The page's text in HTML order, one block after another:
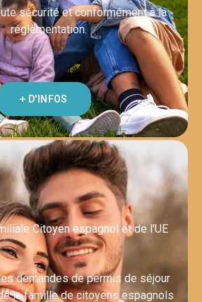
sécurité et conformément à la
réglementation.
+ D'INFOS
Citoyen espagnol et de l'UE
demandes de permis de séjour
la famille de citoyens espagnols